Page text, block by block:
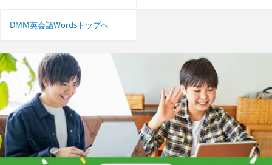
DMM英会話Wordsトップへ